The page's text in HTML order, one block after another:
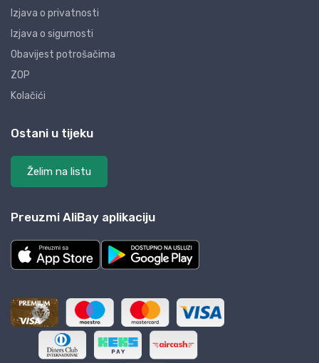
Izjava o privatnosti
Izjava o sigurnosti
Obavijest potrošačima
ZOP
Kolačići
Ostani u tijeku
Želim na listu
Preuzmi AliBay aplikaciju